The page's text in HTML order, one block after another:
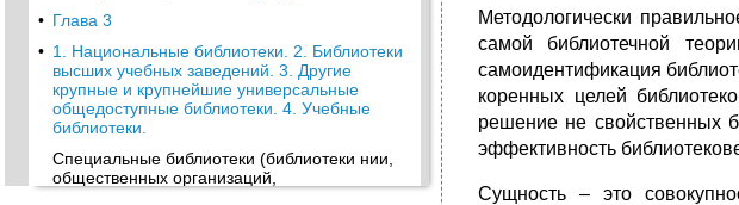
• Глава 3
• 1. Национальные библиотеки. 2. Библиотеки
высших учеб­ных заведений. 3. Другие
крупные и крупнейшие универсаль­ные
общедоступные библиотеки. 4. Учебные
библиотеки.
Специальные библиотеки (библиотеки нии,
общественных организаций,
Методологически
самой библиотечной
самоидентификация
коренных целей
решение не свойственных
эффективность
Сущность – это